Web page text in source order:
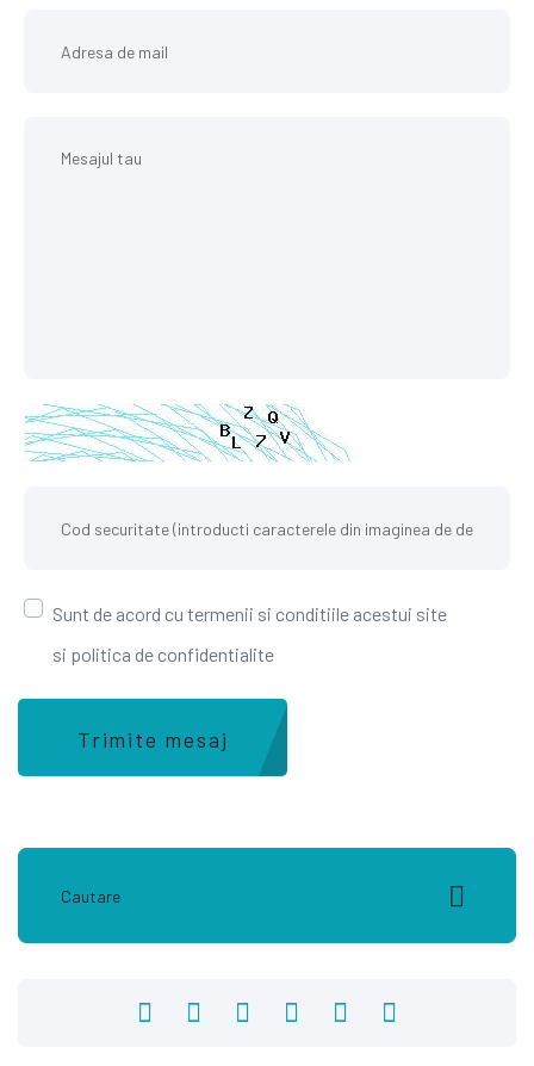
Sunt de acord cu termenii si conditiile acestui site
si politica de confidentialite
Trimite mesaj